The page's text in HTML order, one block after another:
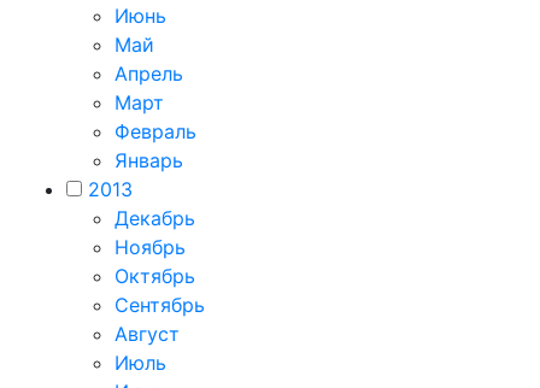
Июнь
Май
Апрель
Март
Февраль
Январь
2013
Декабрь
Ноябрь
Октябрь
Сентябрь
Август
Июль